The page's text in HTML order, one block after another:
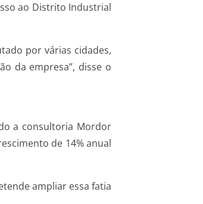
ao Distrito Industrial
por várias cidades,
da empresa”, disse o
a consultoria Mordor
de 14% anual
ampliar essa fatia